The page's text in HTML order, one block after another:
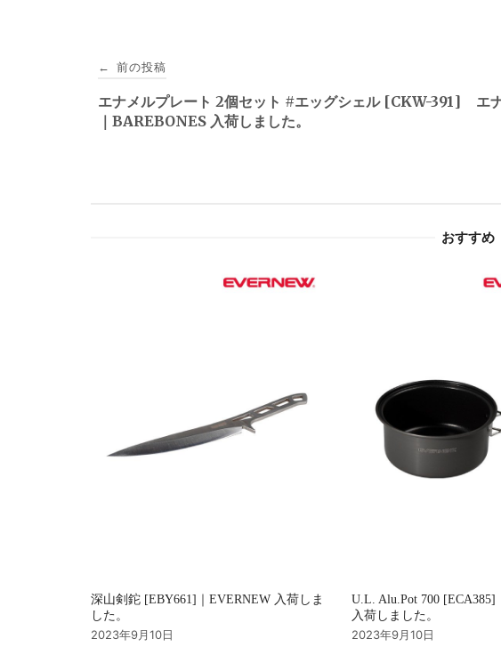
稿
ナ
← 前の投稿
エナメルプレート 2個セット #エッグシェル [CKW-391]
｜BAREBONES 入荷しました。
エ
おすすめ
深山剣鉈 [EBY661]｜EVERNEW 入荷しま
した。
2023年9月10日
U.L. Alu.Pot 700 [ECA385]
入荷しました。
2023年9月10日